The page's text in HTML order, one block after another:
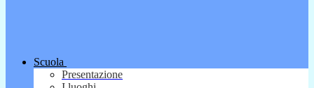
Scuola
Presentazione